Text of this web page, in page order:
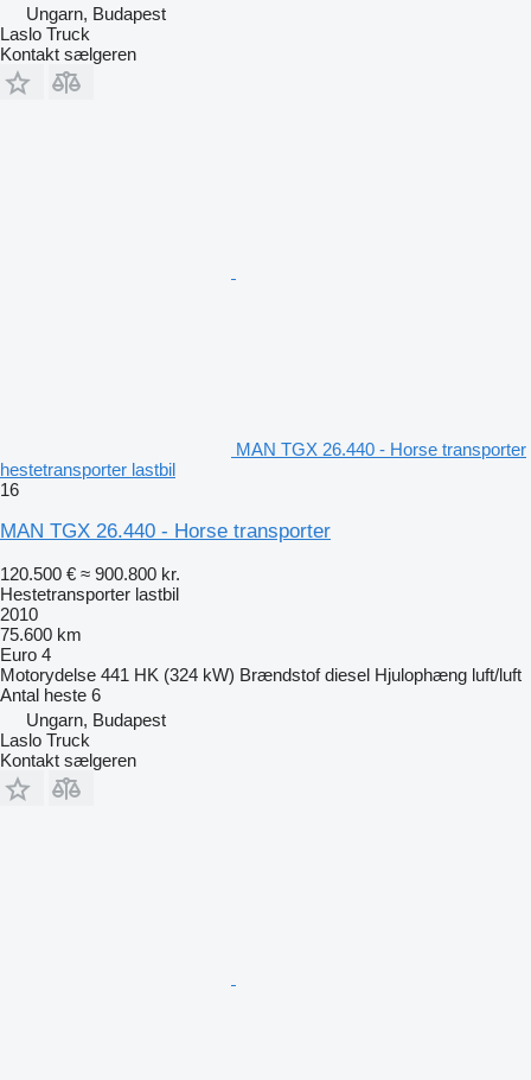
Ungarn, Budapest
Laslo Truck
Kontakt sælgeren
MAN TGX 26.440 - Horse transporter
hestetransporter lastbil
16
MAN TGX 26.440 - Horse transporter
120.500 € ≈ 900.800 kr.
Hestetransporter lastbil
2010
75.600 km
Euro 4
Motorydelse 441 HK (324 kW) Brændstof diesel Hjulophæng luft/luft
Antal heste 6
Ungarn, Budapest
Laslo Truck
Kontakt sælgeren